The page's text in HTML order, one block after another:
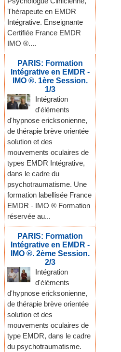
Thérapeute en EMDR
Intégrative. Enseignante
Certifiée France EMDR
IMO ®....
PARIS: Formation
Intégrative en EMDR -
IMO ®. 1ère Session.
1/3
Intégration
d'éléments
d'hypnose ericksonienne,
de thérapie brève orientée
solution et des
mouvements oculaires de
types EMDR Intégrative,
dans le cadre du
psychotraumatisme. Une
formation labellisée France
EMDR - IMO ® Formation
réservée au...
PARIS: Formation
Intégrative en EMDR -
IMO ®. 2ème Session.
2/3
Intégration
d'éléments
d'hypnose ericksonienne,
de thérapie brève orientée
solution et des
mouvements oculaires de
type EMDR, dans le cadre
du psychotraumatisme.